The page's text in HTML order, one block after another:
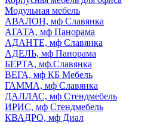
Модульная мебель
АВАЛОН, мф Славянка
АГАТА, мф Панорама
АДАНТЕ, мф Славянка
АДЕЛЬ, мф Панорама
БЕРТА, мф.Славянка
ВЕГА, мф КБ Мебель
ГАММА, мф Славянка
ДАЛЛАС, мф Стендмебель
ИРИС, мф Стендмебель
КВАДРО, мф Диал